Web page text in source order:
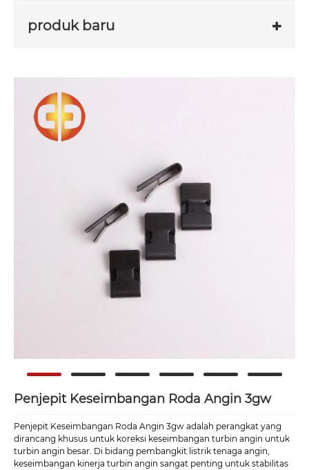
produk baru
Penjepit Keseimbangan Roda Angin 3gw
Penjepit Keseimbangan Roda Angin 3gw adalah perangkat yang
dirancang khusus untuk koreksi keseimbangan turbin angin untuk
turbin angin besar. Di bidang pembangkit listrik tenaga angin,
keseimbangan kinerja turbin angin sangat penting untuk stabilitas